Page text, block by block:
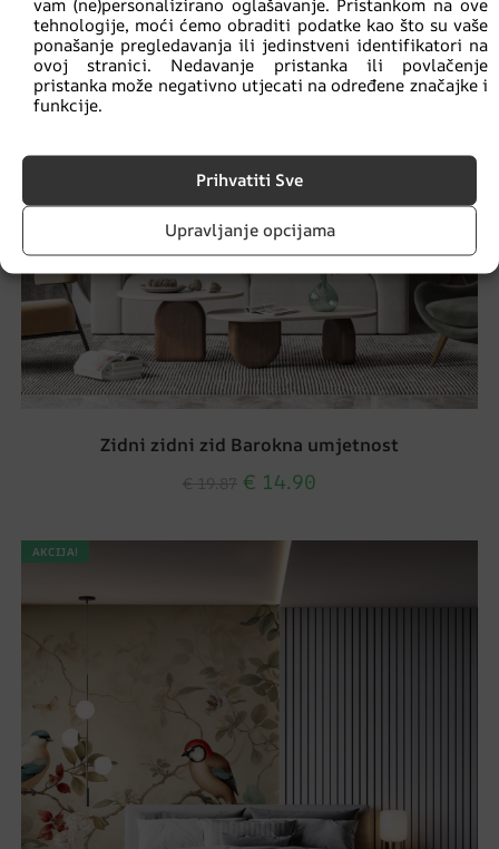
tehnologije, moći ćemo obraditi podatke kao što su vaše
ponašanje pregledavanja ili jedinstveni identifikatori na
ovoj stranici. Nedavanje pristanka ili povlačenje
pristanka može negativno utjecati na određene značajke i
funkcije.
Prihvatiti Sve
Upravljanje opcijama
Zidni zidni zid Barokna umjetnost
€ 14.90
AKCIJA!